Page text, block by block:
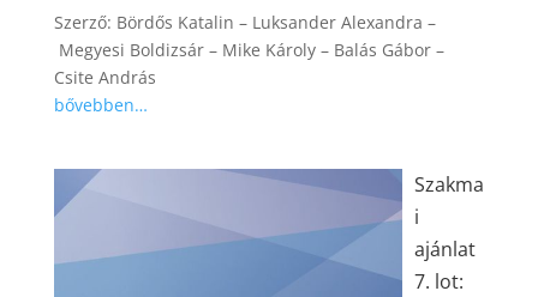
Szerző: Bördős Katalin – Luksander Alexandra –
Megyesi Boldizsár – Mike Károly – Balás Gábor –
Csite András
bővebben…
Szakma
i
ajánlat
7. lot: